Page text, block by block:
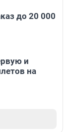
до 20 000
и
на